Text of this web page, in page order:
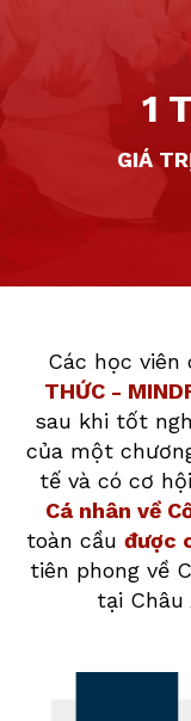
1
GIÁ
Các học
THỨC -
sau khi tốt
của một
tế và có cơ
Cá nhân về
toàn cầu được
tiên phong về
tại Châu